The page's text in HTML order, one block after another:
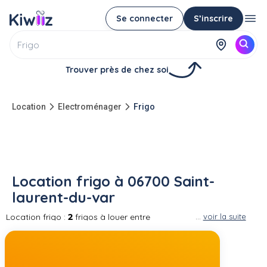
Se connecter S’inscrire
Trouver près de chez soi
Location Electroménager Frigo
Location frigo à 06700 Saint-
laurent-du-var
Location frigo : 2 frigos à louer entre
réfrigérateur (ou frigo) est panne ou vous
voir la suite